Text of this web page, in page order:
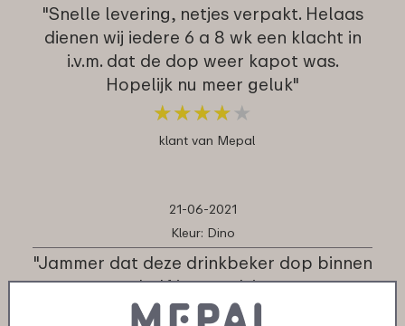
"Snelle levering, netjes verpakt. Helaas
dienen wij iedere 6 a 8 wk een klacht in
i.v.m. dat de dop weer kapot was.
Hopelijk nu meer geluk"
★★★★ ★
★★★★ ★
klant van Mepal
21-06-2021
Kleur: Dino
"Jammer dat deze drinkbeker dop binnen
een een half jaar stuk is gegaan.
Ondanks dat toch heel tevreden over